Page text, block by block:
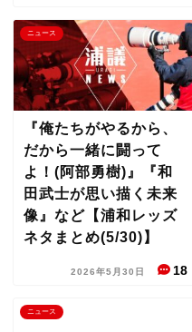
ニュース
『俺たちがやるから、
だから一緒に闘って
よ！(阿部勇樹)』『和
田武士が思い描く未来
像』など【浦和レッズ
ネタまとめ(5/30)】
2026年5月30日 18
ニュース